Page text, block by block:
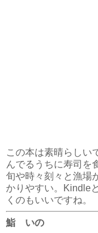
この本は素晴らしい
んでるうちに寿司を
旬や時々刻々と漁場
かりやすい。Kindle
くのもいいですね。
鮨 いの